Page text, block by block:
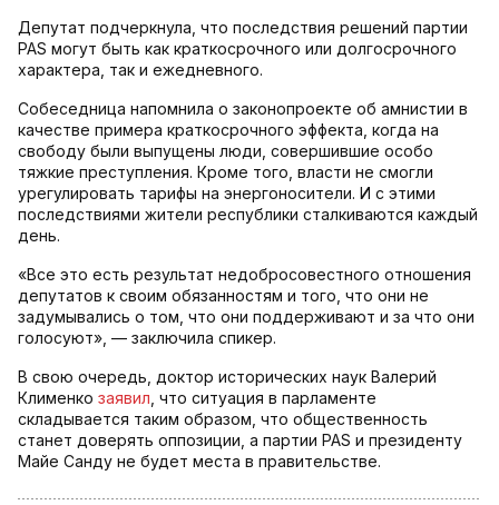
Депутат подчеркнула, что последствия решений партии
PAS могут быть как краткосрочного или долгосрочного
характера, так и ежедневного.
Собеседница напомнила о законопроекте об амнистии в
качестве примера краткосрочного эффекта, когда на
свободу были выпущены люди, совершившие особо
тяжкие преступления. Кроме того, власти не смогли
урегулировать тарифы на энергоносители. И с этими
последствиями жители республики сталкиваются каждый
день.
«Все это есть результат недобросовестного отношения
депутатов к своим обязанностям и того, что они не
задумывались о том, что они поддерживают и за что они
голосуют», — заключила спикер.
В свою очередь, доктор исторических наук Валерий
Клименко заявил , что ситуация в парламенте
складывается таким образом, что общественность
станет доверять оппозиции, а партии PAS и президенту
Майе Санду не будет места в правительстве.